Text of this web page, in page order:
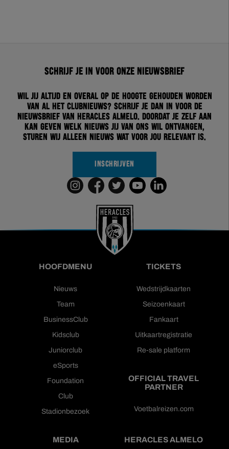
Schrijf je in voor onze nieuwsbrief
Wil jij altijd en overal op de hoogte gehouden worden
van al het clubnieuws? Schrijf je dan in voor de
nieuwsbrief van Heracles Almelo. Doordat je zelf aan
kan geven welk nieuws jij van ons wil ontvangen,
sturen wij alleen nieuws wat voor jou relevant is.
INSCHRIJVEN
HOOFDMENU
Nieuws
Team
BusinessClub
Kidsclub
Juniorclub
eSports
Foundation
Club
Stadionbezoek
TICKETS
Wedstrijdkaarten
Seizoenkaart
Fankaart
Uitkaartregistratie
Re-sale platform
OFFICIAL TRAVEL
PARTNER
Voetbalreizen.com
MEDIA HERACLES ALMELO